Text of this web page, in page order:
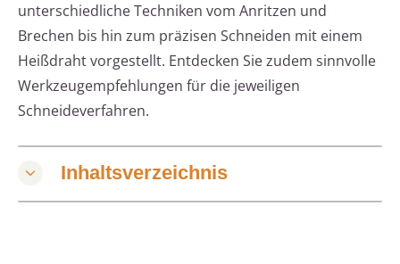
unterschiedliche Techniken vom Anritzen und
Brechen bis hin zum präzisen Schneiden mit einem
Heißdraht vorgestellt. Entdecken Sie zudem sinnvolle
Werkzeugempfehlungen für die jeweiligen
Schneideverfahren.
Inhaltsverzeichnis